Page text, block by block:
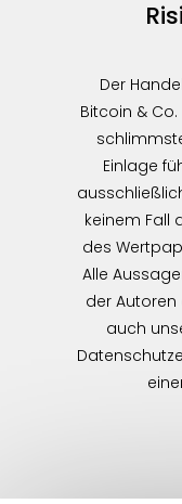
Der
Bitcoin &
Einlage
keinem Fall
des
Alle
der Autoren
auch